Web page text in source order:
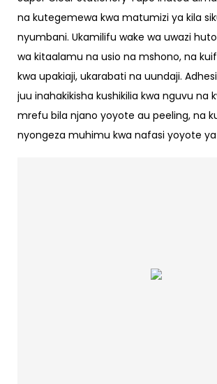
na kutegemewa kwa matumizi ya kila
nyumbani. Ukamilifu wake wa uwazi
wa kitaalamu na usio na mshono, na
kwa upakiaji, ukarabati na uundaji.
juu inahakikisha kushikilia kwa nguvu na
mrefu bila njano yoyote au peeling, na
nyongeza muhimu kwa nafasi yoyote ya